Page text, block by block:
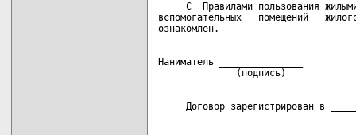
С  Правилами пользования
вспомогательных   помещений
Наниматель _______________
Договор зарегистрирован в